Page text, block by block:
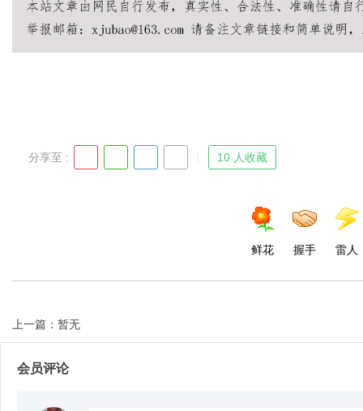
分享至 : 10 人收藏
鲜花 握手 雷人
上一篇：暂无
会员评论